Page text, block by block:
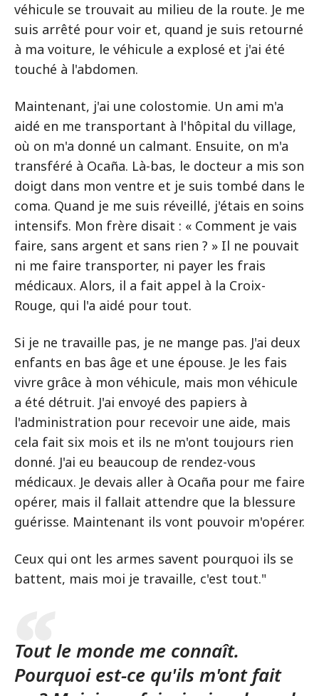
véhicule se trouvait au milieu de la route. Je me
suis arrêté pour voir et, quand je suis retourné
à ma voiture, le véhicule a explosé et j'ai été
touché à l'abdomen.
Maintenant, j'ai une colostomie. Un ami m'a
aidé en me transportant à l'hôpital du village,
où on m'a donné un calmant. Ensuite, on m'a
transféré à Ocaña. Là-bas, le docteur a mis son
doigt dans mon ventre et je suis tombé dans le
coma. Quand je me suis réveillé, j'étais en soins
intensifs. Mon frère disait : « Comment je vais
faire, sans argent et sans rien ? » Il ne pouvait
ni me faire transporter, ni payer les frais
médicaux. Alors, il a fait appel à la Croix-
Rouge, qui l'a aidé pour tout.
Si je ne travaille pas, je ne mange pas. J'ai deux
enfants en bas âge et une épouse. Je les fais
vivre grâce à mon véhicule, mais mon véhicule
a été détruit. J'ai envoyé des papiers à
l'administration pour recevoir une aide, mais
cela fait six mois et ils ne m'ont toujours rien
donné. J'ai eu beaucoup de rendez-vous
médicaux. Je devais aller à Ocaña pour me faire
opérer, mais il fallait attendre que la blessure
guérisse. Maintenant ils vont pouvoir m'opérer.
Ceux qui ont les armes savent pourquoi ils se
battent, mais moi je travaille, c'est tout."
Tout le monde me connaît.
Pourquoi est-ce qu'ils m'ont fait